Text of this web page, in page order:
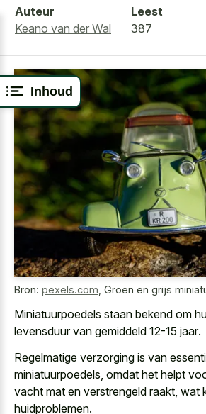
Inhoud
Auteur
Keano van der Wal
Leest
387
Bron: pexels.com Groen en grijs
Miniatuurpoedels staan bekend om
levensduur van gemiddeld 12-15 jaar.
Regelmatige verzorging is van
miniatuurpoedels, omdat het helpt
vacht mat en verstrengeld raakt , wat
huidproblemen.